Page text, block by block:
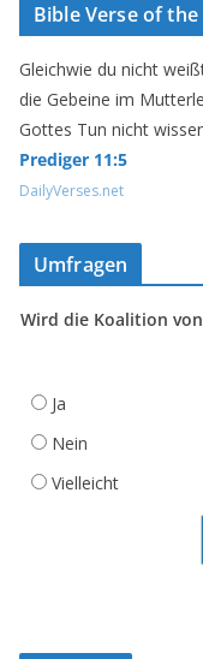
Bible Verse of the
Gleichwie du nicht
die Gebeine im
Gottes Tun nicht
Prediger 11:5
DailyVerses.net
Umfragen
Wird die Koalition von
Ja
Nein
Vielleicht